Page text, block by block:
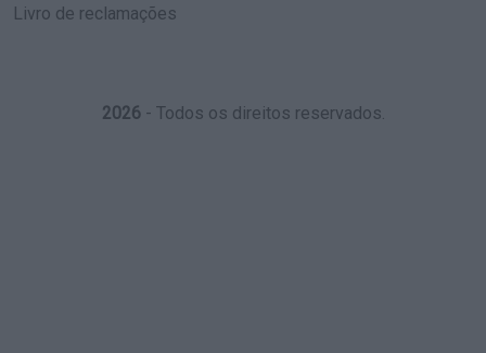
Livro de reclamações
2026- Todos os direitos reservados.